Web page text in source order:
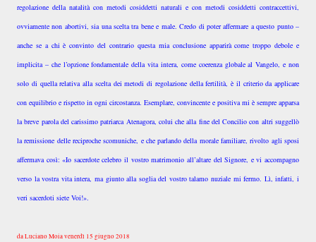
regolazione della natalità con metodi cosiddetti naturali e con metodi cosiddetti contraccettivi,
ovviamente non abortivi, sia una scelta tra bene e male. Credo di poter affermare a questo punto –
anche se a chi è convinto del contrario questa mia conclusione apparirà come troppo debole e
implicita – che l’opzione fondamentale della vita intera, come coerenza globale al Vangelo, e non
solo di quella relativa alla scelta dei metodi di regolazione della fertilità, è il criterio da applicare
con equilibrio e rispetto in ogni circostanza. Esemplare, convincente e positiva mi è sempre apparsa
la breve parola del carissimo patriarca Atenagora, colui che alla fine del Concilio con altri suggellò
la remissione delle reciproche scomuniche, e che parlando della morale familiare, rivolto agli sposi
affermava così: «Io sacerdote celebro il vostro matrimonio all’altare del Signore, e vi accompagno
verso la vostra vita intera, ma giunto alla soglia del vostro talamo nuziale mi fermo. Lì, infatti, i
veri sacerdoti siete Voi!».
da Luciano Moia venerdì 15 giugno 2018